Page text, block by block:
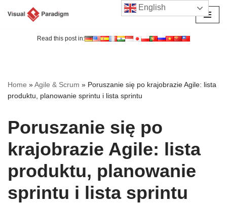
Read this post in:
Home »Agile & Scrum » Poruszanie się po krajobrazie Agile: lista
produktu, planowanie sprintu i lista sprintu
Poruszanie się po
krajobrazie Agile: lista
produktu, planowanie
sprintu i lista sprintu
English